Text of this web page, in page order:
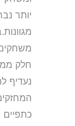
יותר
חלק
נעדיף